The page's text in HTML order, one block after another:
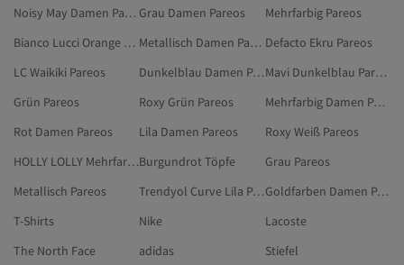
Noisy May Damen Pareos Grau Damen Pareos
Mehrfarbig Pareos
Bianco Lucci Orange Pareos
Metallisch Damen Pareos Defacto Ekru Pareos
LC Waikiki Pareos
Dunkelblau Damen Pareos
Mavi Dunkelblau Pareos
Grün Pareos
Roxy Grün Pareos
Mehrfarbig Damen Pareos
Rot Damen Pareos
Lila Damen Pareos
Roxy Weiß Pareos
HOLLY LOLLY Mehrfarbig PareosBurgundrot Töpfe
Grau Pareos
Metallisch Pareos
Trendyol Curve Lila Pareos
Goldfarben Damen Pareos
T-Shirts
Nike
Lacoste
The North Face
adidas
Stiefel